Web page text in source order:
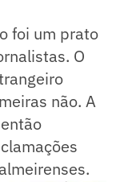
foi um prato
O
não. A